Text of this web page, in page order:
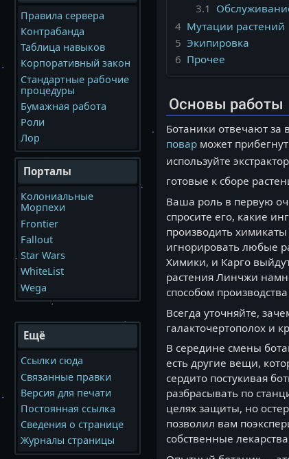
3.1
4 Мутации растений
5 Экипировка
6 Прочее
Основы работы
Ботаники отвечают за
поварможет
используйте
готовые к сборе
Ваша роль в первую
спросите его, какие
производить
игнорировать любые
Химики, и Карго
растения Линчжи
способом
Всегда уточняйте,
галакточертополох и
В середине смены
есть другие вещи,
сердито постукивая
разбрасывать по
целях защиты, но
позволил вам
собственные
Правила сервера
Контрабанда
Таблица навыков
Корпоративный закон
Стандартные рабочие
процедуры
Бумажная работа
Роли
Лор
Порталы
Колониальные
Морпехи
Frontier
Fallout
Star Wars
WhiteList
Wega
Ещё
Ссылки сюда
Связанные правки
Версия для печати
Постоянная ссылка
Сведения о странице
Журналы страницы